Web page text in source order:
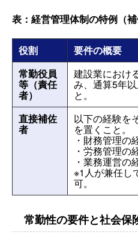
表：経営管理体制の特例（補
役割
要件の概要
常勤役員
等（責任
者）
建設業におけ
み、通算5年
と。
直接補佐
者
以下の経験を
を置くこと。
・財務管理の
・労務管理の
・業務運営の
※1人が兼任し
可。
常勤性の要件と社会保